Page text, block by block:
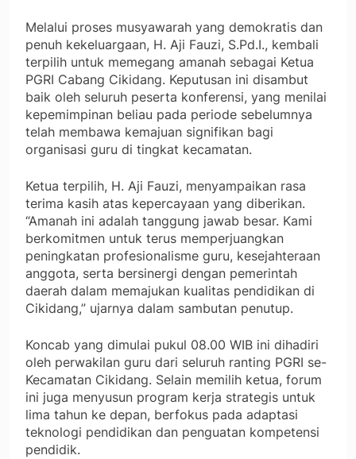
Melalui proses musyawarah yang demokratis dan
penuh kekeluargaan, H. Aji Fauzi, S.Pd.I., kembali
terpilih untuk memegang amanah sebagai Ketua
PGRI Cabang Cikidang. Keputusan ini disambut
baik oleh seluruh peserta konferensi, yang menilai
kepemimpinan beliau pada periode sebelumnya
telah membawa kemajuan signifikan bagi
organisasi guru di tingkat kecamatan.
Ketua terpilih, H. Aji Fauzi, menyampaikan rasa
terima kasih atas kepercayaan yang diberikan.
“Amanah ini adalah tanggung jawab besar. Kami
berkomitmen untuk terus memperjuangkan
peningkatan profesionalisme guru, kesejahteraan
anggota, serta bersinergi dengan pemerintah
daerah dalam memajukan kualitas pendidikan di
Cikidang,” ujarnya dalam sambutan penutup.
Koncab yang dimulai pukul 08.00 WIB ini dihadiri
oleh perwakilan guru dari seluruh ranting PGRI se-
Kecamatan Cikidang. Selain memilih ketua, forum
ini juga menyusun program kerja strategis untuk
lima tahun ke depan, berfokus pada adaptasi
teknologi pendidikan dan penguatan kompetensi
pendidik.